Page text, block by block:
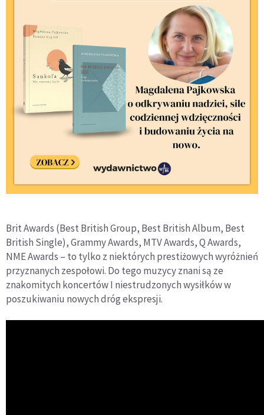
Brit Awards (Best British Group, Best British Album, Best
British Single), Grammy Awards, MTV Awards, Q Awards,
NME Awards – to tylko z niektórych prestiżowych wyróżnień
przyznanych zespołowi. Do tego muzycy znani są ze
znakomitych koncertów I niestrudzonych wysiłków w
poszukiwaniu nowych dróg ekspresji.